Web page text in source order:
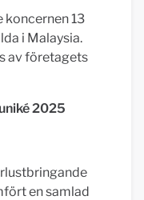
koncernen 13
i Malaysia.
av företagets
2025
en samlad